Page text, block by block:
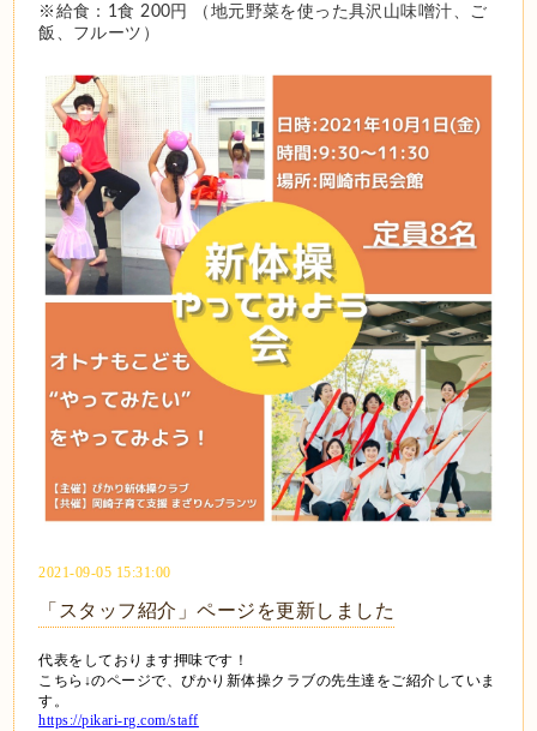
※給食：1食 200円 ​（地元野菜を使った具沢山味噌汁、ご
飯、フルーツ）
2021-09-05 15:31:00
「スタッフ紹介」ページを更新しました
代表をしております押味です！
こちら↓のページで、ぴかり新体操クラブの先生達をご紹介していま
す。
https://pikari-rg.com/staff